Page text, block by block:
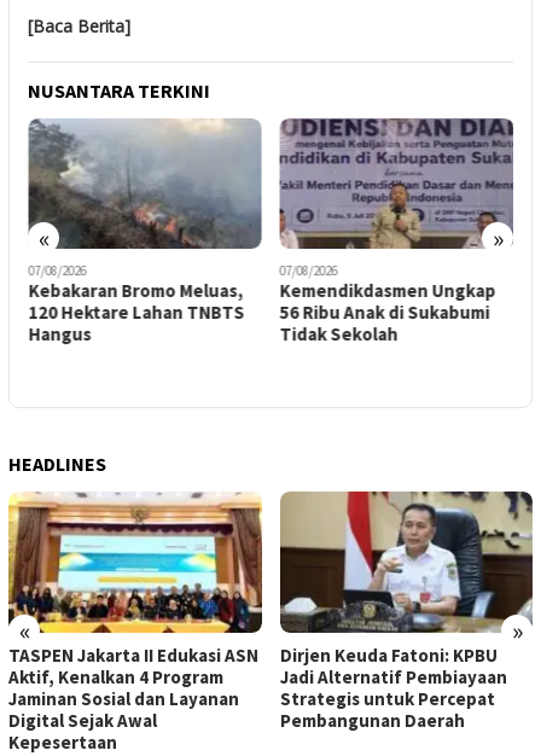
[Baca Berita]
NUSANTARA TERKINI
« »
07/08/2026
Kebakaran Bromo Meluas,
120 Hektare Lahan TNBTS
Hangus
07/08/2026
Kemendikdasmen Ungkap
56 Ribu Anak di Sukabumi
Tidak Sekolah
HEADLINES
« »
TASPEN Jakarta II Edukasi ASN
Aktif, Kenalkan 4 Program
Jaminan Sosial dan Layanan
Digital Sejak Awal
Kepesertaan
Dirjen Keuda Fatoni: KPBU
Jadi Alternatif Pembiayaan
Strategis untuk Percepat
Pembangunan Daerah